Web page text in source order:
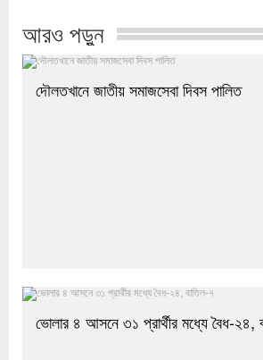
আরও পড়ুন
দৌলতখানে জাতীয় সমাজসেবা দিবস পালিত
ভোলার ৪ আসনে ৩১ প্রার্থীর মধ্যে বৈধ-২৪,